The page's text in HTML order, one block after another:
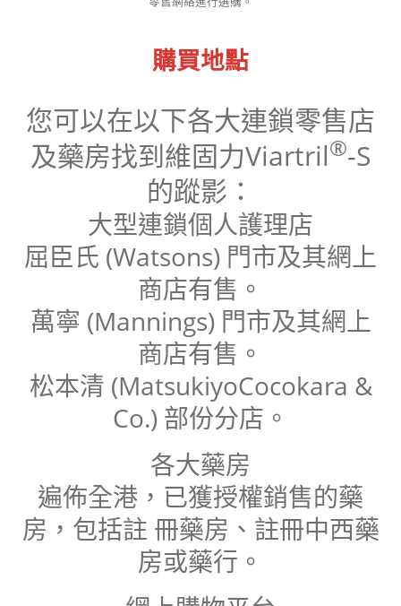
購買地點
您可以在以下各大連鎖零售店
及藥房找到維固力Viartril®-S
的蹤影：
大型連鎖個人護理店
屈臣氏 (Watsons) 門市及其網上
商店有售。
萬寧 (Mannings) 門市及其網上
商店有售。
松本清 (MatsukiyoCocokara &
Co.) 部份分店。
各大藥房
遍佈全港，已獲授權銷售的藥
房，包括註 冊藥房、註冊中西藥
房或藥行。